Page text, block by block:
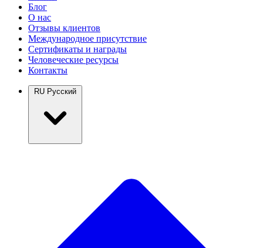
Блог
О нас
Отзывы клиентов
Международное присутствие
Сертификаты и награды
Человеческие ресурсы
Контакты
RU Русский